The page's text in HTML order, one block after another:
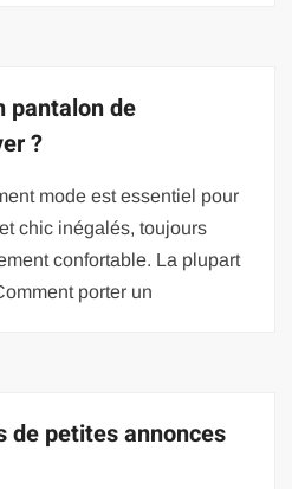
pantalon de
?
mode est essentiel pour
chic inégalés, toujours
confortable. La plupart
porter un
de petites annonces